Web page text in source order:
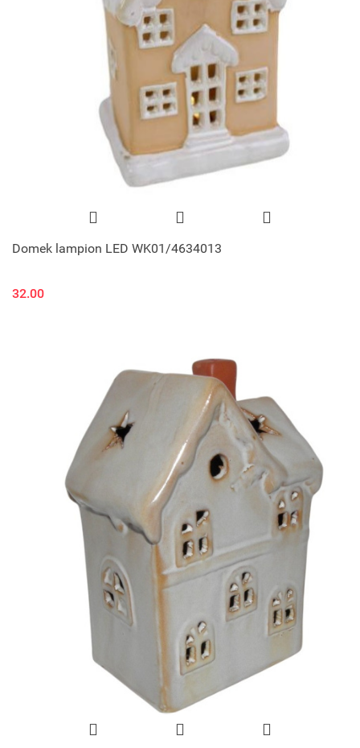
Domek lampion LED WK01/4634013
32.00